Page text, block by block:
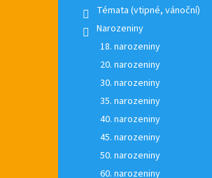
Témata (vtipné, vánoční)
Narozeniny
18. narozeniny
20. narozeniny
30. narozeniny
35. narozeniny
40. narozeniny
45. narozeniny
50. narozeniny
60. narozeniny